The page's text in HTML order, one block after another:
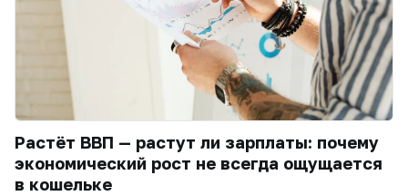
Растёт ВВП — растут ли зарплаты: почему
экономический рост не всегда ощущается
в кошельке